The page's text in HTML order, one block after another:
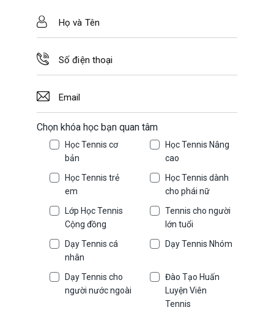
Chọn khóa học bạn quan tâm
Học Tennis cơ
bản
Học Tennis Nâng
cao
Học Tennis trẻ
em
Học Tennis dành
cho phái nữ
Lớp Học Tennis
Cộng đồng
Tennis cho người
lớn tuổi
Dạy Tennis cá
nhân
Dạy Tennis Nhóm
Dạy Tennis cho
người nước ngoài
Đào Tạo Huấn
Luyện Viên
Tennis